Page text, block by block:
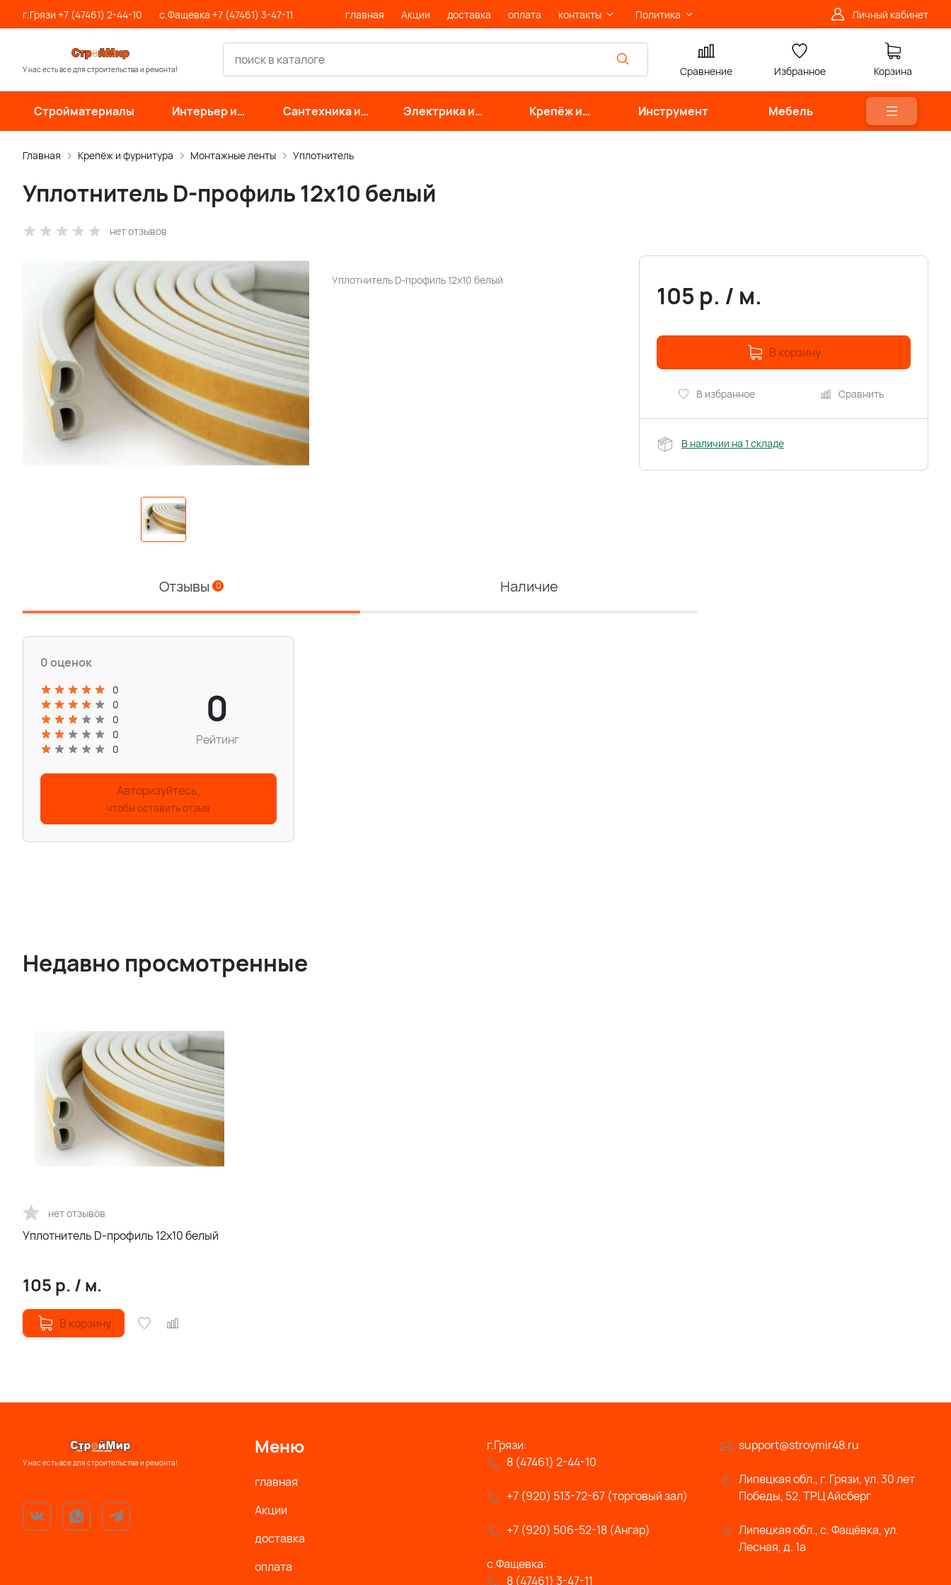
г.Грязи +7 (47461) 2-44-10 с.Фащевка +7 (47461) 3-47-11 главная Акции доставка оплата контакты Политика Личный кабинет
У нас есть все для строительства и ремонта! Сравнение Избранное Корзина
Стройматериалы
Интерьер и
отделка
Сантехника и
инженерные
Электрика и
свет
Крепёж и
фурнитура
Инструмент Мебель
Главная Крепёж и фурнитура Монтажные ленты Уплотнитель
Уплотнитель D-профиль 12х10 белый
нет отзывов
Уплотнитель D-профиль 12х10 белый
105 р. / м.
В корзину
В избранное Сравнить
В наличии на 1 складе
Отзывы 0 Наличие
0 оценок
0
0
0
0
0
0
Рейтинг
Авторизуйтесь,
чтобы оставить отзыв
Недавно просмотренные
нет отзывов
Уплотнитель D-профиль 12х10 белый
105 р. / м.
В корзину
У нас есть все для строительства и ремонта!
support@stroymir48.ru
Липецкая обл., г. Грязи, ул. 30 лет
Победы, 52, ТРЦ Айсберг
Липецкая обл., с. Фащёвка, ул.
Лесная, д. 1а
Меню
главная
Акции
доставка
оплата
г.Грязи:
8 (47461) 2-44-10
+7 (920) 513-72-67 (торговый зал)
+7 (920) 506-52-18 (Ангар)
с.Фащевка:
8 (47461) 3-47-11